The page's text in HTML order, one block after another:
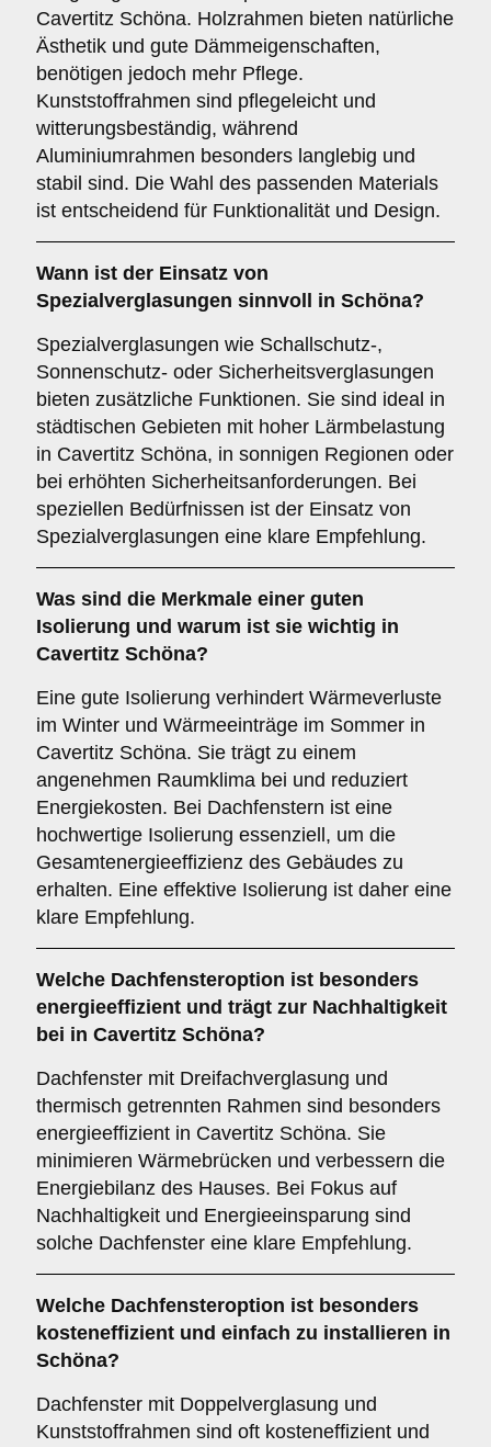
Cavertitz Schöna. Holzrahmen bieten natürliche
Ästhetik und gute Dämmeigenschaften,
benötigen jedoch mehr Pflege.
Kunststoffrahmen sind pflegeleicht und
witterungsbeständig, während
Aluminiumrahmen besonders langlebig und
stabil sind. Die Wahl des passenden Materials
ist entscheidend für Funktionalität und Design.
Wann ist der Einsatz von
Spezialverglasungen sinnvoll in Schöna?
Spezialverglasungen wie Schallschutz-,
Sonnenschutz- oder Sicherheitsverglasungen
bieten zusätzliche Funktionen. Sie sind ideal in
städtischen Gebieten mit hoher Lärmbelastung
in Cavertitz Schöna, in sonnigen Regionen oder
bei erhöhten Sicherheitsanforderungen. Bei
speziellen Bedürfnissen ist der Einsatz von
Spezialverglasungen eine klare Empfehlung.
Was sind die Merkmale einer guten
Isolierung und warum ist sie wichtig in
Cavertitz Schöna?
Eine gute Isolierung verhindert Wärmeverluste
im Winter und Wärmeeinträge im Sommer in
Cavertitz Schöna. Sie trägt zu einem
angenehmen Raumklima bei und reduziert
Energiekosten. Bei Dachfenstern ist eine
hochwertige Isolierung essenziell, um die
Gesamtenergieeffizienz des Gebäudes zu
erhalten. Eine effektive Isolierung ist daher eine
klare Empfehlung.
Welche Dachfensteroption ist besonders
energieeffizient und trägt zur Nachhaltigkeit
bei in Cavertitz Schöna?
Dachfenster mit Dreifachverglasung und
thermisch getrennten Rahmen sind besonders
energieeffizient in Cavertitz Schöna. Sie
minimieren Wärmebrücken und verbessern die
Energiebilanz des Hauses. Bei Fokus auf
Nachhaltigkeit und Energieeinsparung sind
solche Dachfenster eine klare Empfehlung.
Welche Dachfensteroption ist besonders
kosteneffizient und einfach zu installieren in
Schöna?
Dachfenster mit Doppelverglasung und
Kunststoffrahmen sind oft kosteneffizient und